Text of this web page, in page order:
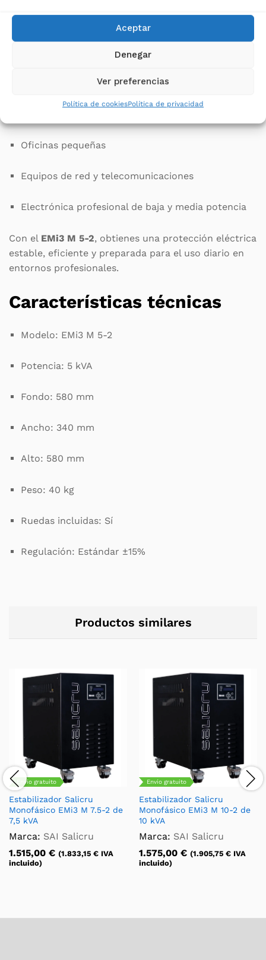
Aceptar
Denegar
Ver preferencias
Política de cookiesPolítica de privacidad
es perfecto para usuarios que
necesitan proteger cargas moderadas sin
sobredimensionar la instalación. Es especialmente
Puestos informáticos individuales o pequeños
Oficinas pequeñas
Equipos de red y telecomunicaciones
Electrónica profesional de baja y media potencia
Con el EMi3 M 5-2, obtienes una protección eléctrica
estable, eficiente y preparada para el uso diario en
entornos profesionales.
Características técnicas
Modelo: EMi3 M 5-2
Potencia: 5 kVA
Fondo: 580 mm
Ancho: 340 mm
Alto: 580 mm
Peso: 40 kg
Ruedas incluidas: Sí
Regulación: Estándar ±15%
Productos similares
Envío gratuito
Estabilizador Salicru
Monofásico EMi3 M 7.5-2 de
7,5 kVA
Marca: SAI Salicru
1.515,00 € (1.833,15 € IVA
incluido)
Envío gratuito
Estabilizador Salicru
Monofásico EMi3 M 10-2 de
10 kVA
Marca: SAI Salicru
1.575,00 € (1.905,75 € IVA
incluido)